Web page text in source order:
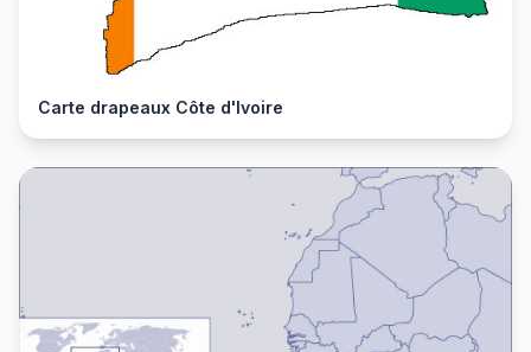
Carte drapeaux Côte d'Ivoire